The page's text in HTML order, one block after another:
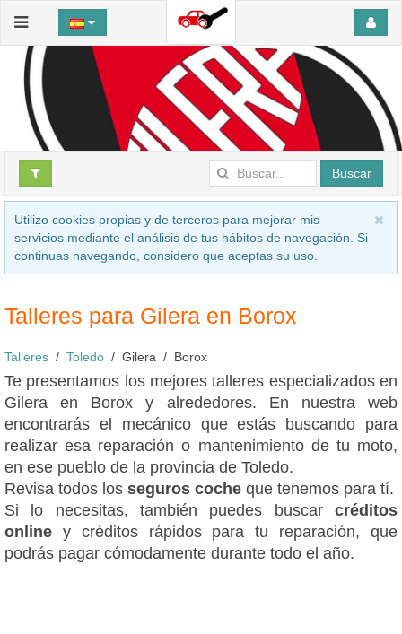
Buscar
Utilizo cookies propias y de terceros para mejorar mis
servicios mediante el análisis de tus hábitos de navegación. Si
continuas navegando, considero que aceptas su uso.
Talleres para Gilera en Borox
Talleres Toledo Gilera Borox
Te presentamos los mejores talleres especializados en
Gilera en Borox y alrededores. En nuestra web
encontrarás el mecánico que estás buscando para
realizar esa reparación o mantenimiento de tu moto,
en ese pueblo de la provincia de Toledo.
Revisa todos los seguros coche que tenemos para tí.
Si lo necesitas, también puedes buscar créditos
online y créditos rápidos para tu reparación, que
podrás pagar cómodamente durante todo el año.